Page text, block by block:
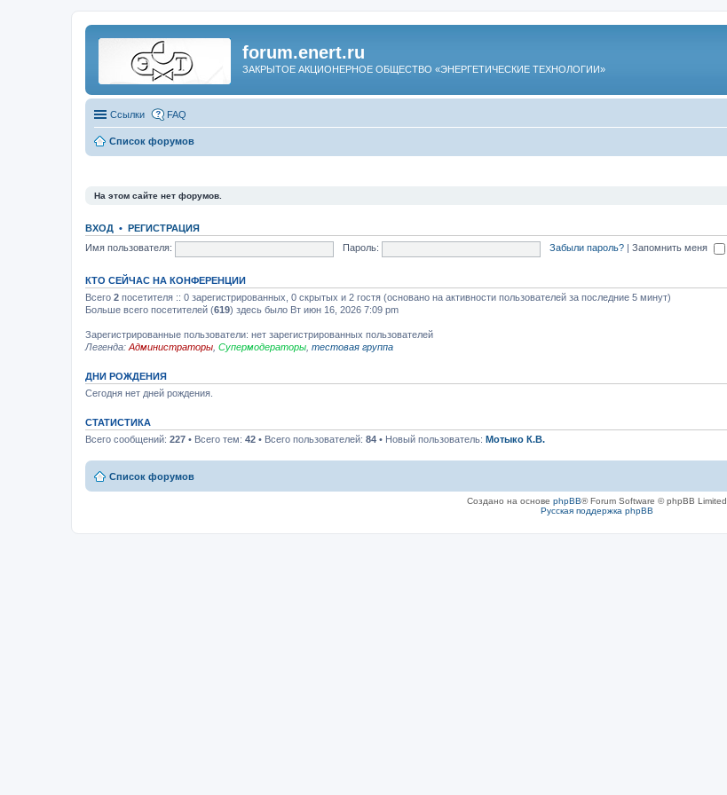
forum.enert.ru
ЗАКРЫТОЕ АКЦИОНЕРНОЕ ОБЩЕСТВО «ЭНЕРГЕТИЧЕСКИЕ ТЕХНОЛОГИИ»
Ссылки FAQ
Список форумов
На этом сайте нет форумов.
ВХОД • РЕГИСТРАЦИЯ
Имя пользователя:
Пароль: Забыли пароль? Запомнить меня
КТО СЕЙЧАС НА КОНФЕРЕНЦИИ
Всего 2 посетителя :: 0 зарегистрированных, 0 скрытых и 2 гостя (основано на активности пользователей за последние 5 минут)
Больше всего посетителей (619) здесь было Вт июн 16, 2026 7:09 pm
Зарегистрированные пользователи: нет зарегистрированных пользователей
Легенда: Администраторы Супермодераторы тестовая группа
ДНИ РОЖДЕНИЯ
Сегодня нет дней рождения.
СТАТИСТИКА
Всего сообщений: 227 • Всего тем: 42 • Всего пользователей: 84 • Новый пользователь: Мотыко К.В.
Список форумов
Создано на основе phpBB® Forum Software © phpBB Limited
Русская поддержка phpBB